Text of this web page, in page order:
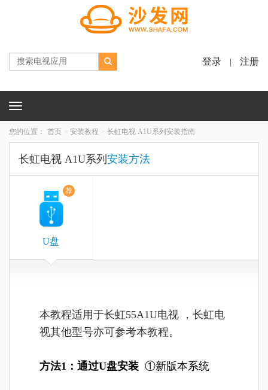
登录 注册
Toggle
您的位置： 首页 安装教程 长虹电视 A1U系列安装指南
长虹电视 A1U系列 安装方法
荐
U盘
本教程适用于长虹55A1U电视 ，长虹电
视其他型号亦可参考本教程。
方法1：通过U盘安装 ①新版本系统